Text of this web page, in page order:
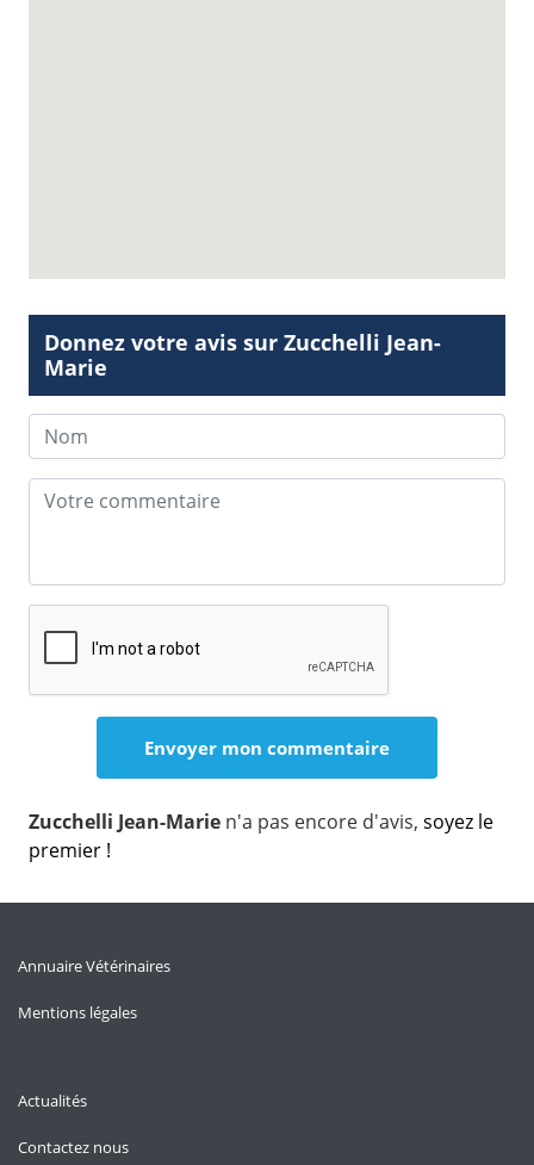
Donnez votre avis sur Zucchelli Jean-
Marie
Zucchelli Jean-Marie n'a pas encore d'avis, soyez le
premier !
Annuaire Vétérinaires
Mentions légales
Actualités
Contactez nous